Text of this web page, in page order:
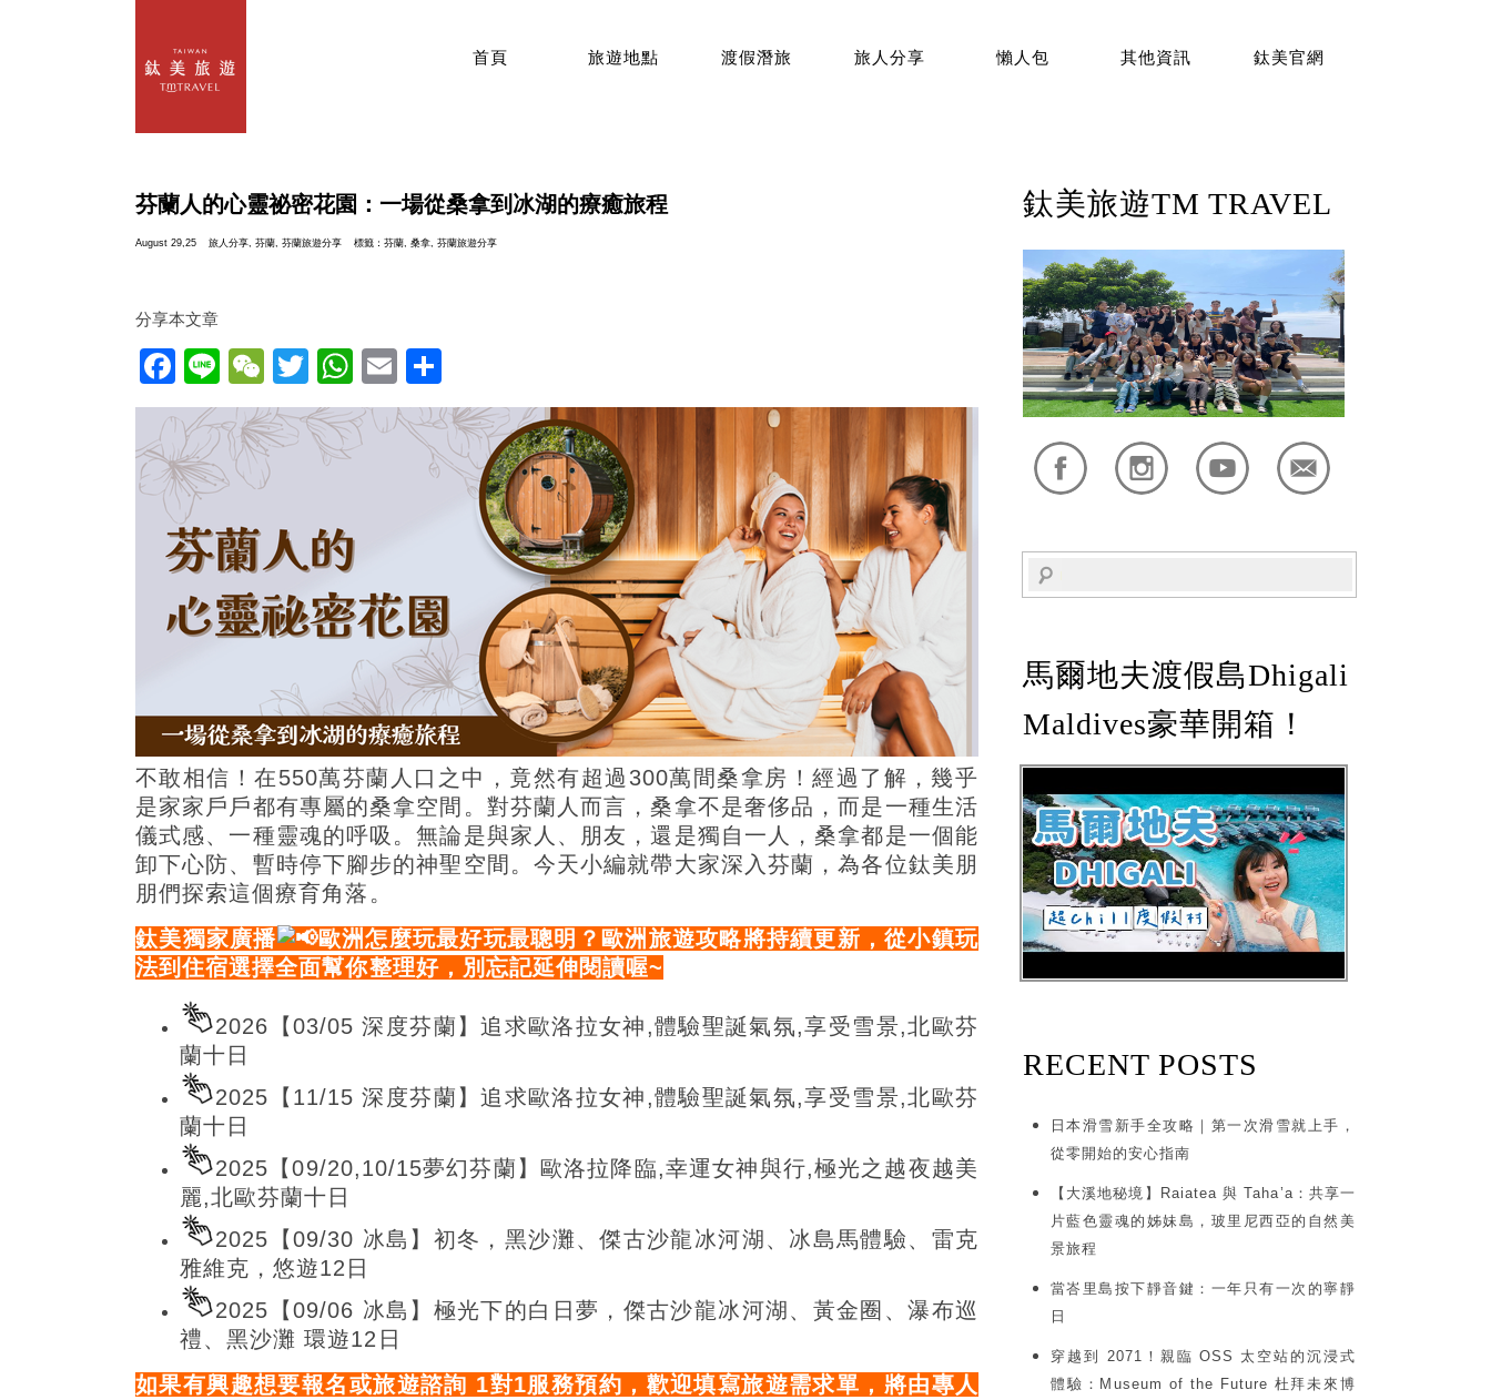
首頁 旅遊地點 渡假潛旅 旅人分享 懶人包 其他資訊 鈦美官網
芬蘭人的心靈祕密花園：一場從桑拿到冰湖的療癒旅程
August 29,25 旅人分享, 芬蘭, 芬蘭旅遊分享 標籤： 芬蘭, 桑拿, 芬蘭旅遊分享
分享本文章
Facebook
LineWeChat
TwitterWhatsApp
Email
享
不敢相信！在550萬芬蘭人口之中，竟然有超過300萬間桑拿房！經過了解，幾乎
是家家戶戶都有專屬的桑拿空間。對芬蘭人而言，桑拿不是奢侈品，而是一種生活
儀式感、一種靈魂的呼吸。無論是與家人、朋友，還是獨自一人，桑拿都是一個能
卸下心防、暫時停下腳步的神聖空間。今天小編就帶大家深入芬蘭，為各位鈦美朋
朋們探索這個療育角落。
鈦美獨家廣播
歐洲怎麼玩最好玩最聰明？歐洲旅遊攻略將持續更新，從小鎮玩
法到住宿選擇全面幫你整理好，別忘記延伸閱讀喔~
2026【03/05 深度芬蘭】追求歐洛拉女神,體驗聖誕氣氛,享受雪景,北歐芬
蘭十日
2025【11/15 深度芬蘭】追求歐洛拉女神,體驗聖誕氣氛,享受雪景,北歐芬
蘭十日
2025【09/20,10/15夢幻芬蘭】歐洛拉降臨,幸運女神與行,極光之越夜越美
麗,北歐芬蘭十日
2025【09/30 冰島】初冬，黑沙灘、傑古沙龍冰河湖、冰島馬體驗、雷克
雅維克，悠遊12日
2025【09/06 冰島】極光下的白日夢，傑古沙龍冰河湖、黃金圈、瀑布巡
禮、黑沙灘 環遊12日
如果有興趣想要報名或旅遊諮詢 1對1服務預約，歡迎填寫旅遊需求單，將由專人
鈦美旅遊TM TRAVEL
馬爾地夫渡假島Dhigali
Maldives豪華開箱！
RECENT POSTS
日本滑雪新手全攻略｜第一次滑雪就上手，
從零開始的安心指南
【大溪地秘境】Raiatea 與 Taha’a：共享一
片藍色靈魂的姊妹島，玻里尼西亞的自然美
景旅程
當峇里島按下靜音鍵：一年只有一次的寧靜
日
穿越到 2071！親臨 OSS 太空站的沉浸式
體驗：Museum of the Future 杜拜未來博